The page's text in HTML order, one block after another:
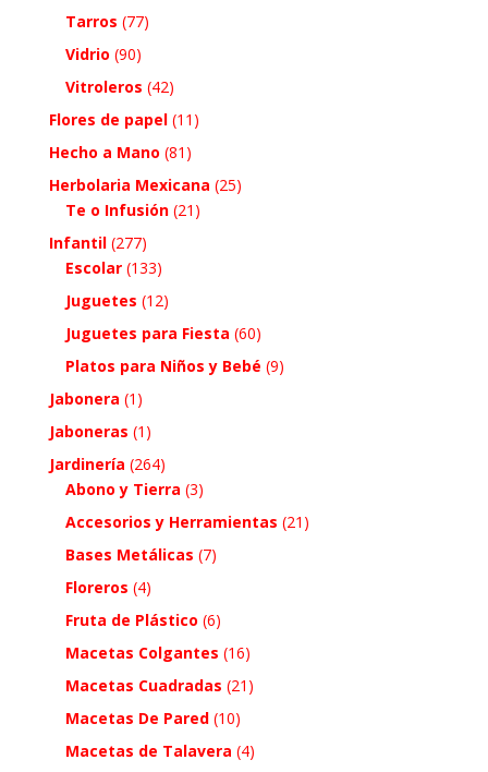
Tarros (77)
Vidrio (90)
Vitroleros (42)
Flores de papel (11)
Hecho a Mano (81)
Herbolaria Mexicana (25)
Te o Infusión (21)
Infantil (277)
Escolar (133)
Juguetes (12)
Juguetes para Fiesta (60)
Platos para Niños y Bebé (9)
Jabonera (1)
Jaboneras (1)
Jardinería (264)
Abono y Tierra (3)
Accesorios y Herramientas (21)
Bases Metálicas (7)
Floreros (4)
Fruta de Plástico (6)
Macetas Colgantes (16)
Macetas Cuadradas (21)
Macetas De Pared (10)
Macetas de Talavera (4)